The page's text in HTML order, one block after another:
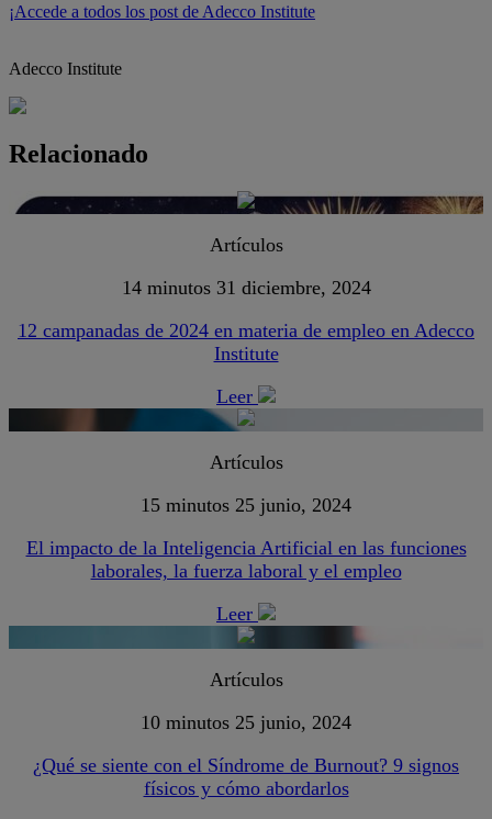
¡Accede a todos los post de Adecco Institute
Adecco Institute
Relacionado
Artículos
14 minutos 31 diciembre, 2024
12 campanadas de 2024 en materia de empleo en Adecco
Institute
Leer
Artículos
15 minutos 25 junio, 2024
El impacto de la Inteligencia Artificial en las funciones
laborales, la fuerza laboral y el empleo
Leer
Artículos
10 minutos 25 junio, 2024
¿Qué se siente con el Síndrome de Burnout? 9 signos
físicos y cómo abordarlos